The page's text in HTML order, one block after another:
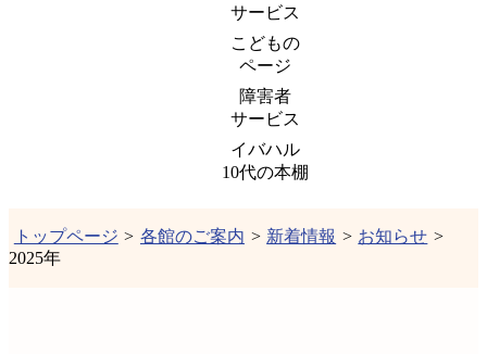
サービス
こどもの
ページ
障害者
サービス
イバハル
10代の本棚
トップページ > 各館のご案内 > 新着情報 > お知らせ >
2025年